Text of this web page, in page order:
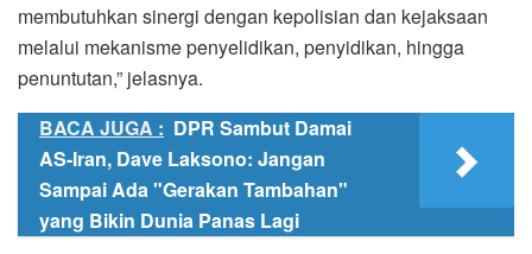
membutuhkan sinergi dengan kepolisian dan kejaksaan
melalui mekanisme penyelidikan, penyidikan, hingga
penuntutan,” jelasnya.
BACA JUGA : DPR Sambut Damai
AS-Iran, Dave Laksono: Jangan
Sampai Ada "Gerakan Tambahan"
yang Bikin Dunia Panas Lagi